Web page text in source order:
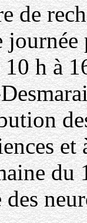
de
journée
10 h à